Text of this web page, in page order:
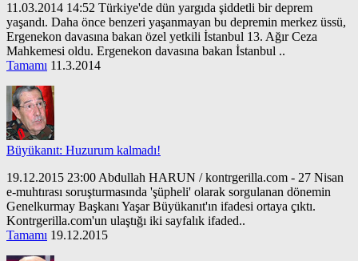
11.03.2014 14:52 Türkiye'de dün yargıda şiddetli bir deprem
yaşandı. Daha önce benzeri yaşanmayan bu depremin merkez üssü,
Ergenekon davasına bakan özel yetkili İstanbul 13. Ağır Ceza
Mahkemesi oldu. Ergenekon davasına bakan İstanbul ..
Tamamı 11.3.2014
Büyükanıt: Huzurum kalmadı!
19.12.2015 23:00 Abdullah HARUN / kontrgerilla.com - 27 Nisan
e-muhtırası soruşturmasında 'şüpheli' olarak sorgulanan dönemin
Genelkurmay Başkanı Yaşar Büyükanıt'ın ifadesi ortaya çıktı.
Kontrgerilla.com'un ulaştığı iki sayfalık ifaded..
Tamamı 19.12.2015